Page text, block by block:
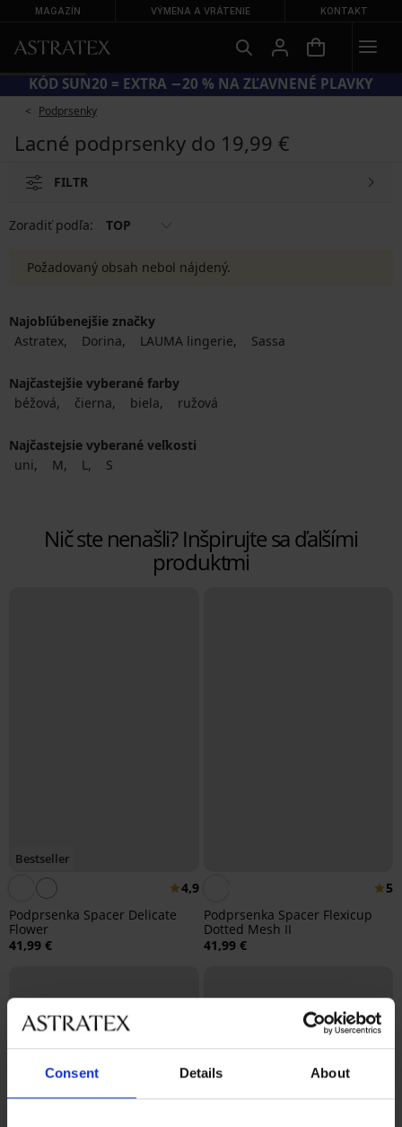
Consent Details About
MAGAZÍN VÝMENA A VRÁTENIE KONTAKT
KÓD SUN20 = EXTRA −20 % NA ZĽAVNENÉ PLAVKY
Podprsenky
Lacné podprsenky do 19,99 €
FILTR
Zoradiť podľa: TOP
Požadovaný obsah nebol nájdený.
Najobľúbenejšie značky
Astratex
Dorina LAUMA lingerie Sassa
Najčastejšie vyberané farby
béžová
čierna biela ružová
Najčastejsie vyberané veľkosti
uni
M L S
Nič ste nenašli? Inšpirujte sa ďalšími
produktmi
Bestseller
4,9
Podprsenka Spacer Delicate
Flower
41,99 €
5
Podprsenka Spacer Flexicup
Dotted Mesh II
41,99 €